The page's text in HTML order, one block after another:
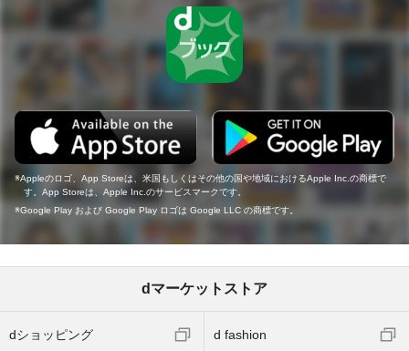
Appleのロゴ、App Storeは、米国もしくはその他の国や地域におけるApple Inc.の商標で
す。App Storeは、Apple Inc.のサービスマークです。
Google Play および Google Play ロゴは Google LLC の商標です。
dマーケットストア
dショッピング d fashion